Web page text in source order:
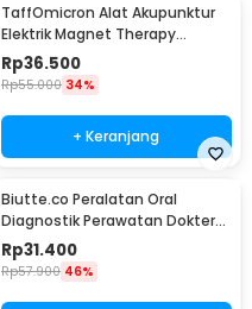
TaffOmicron Alat Akupunktur
Elektrik Magnet Therapy
Battery - DF-618
Rp36.500
Rp55.000 34%
+ Keranjang
Biutte.co Peralatan Oral
Diagnostik Perawatan Dokter
Gigi Dental 5in1 - 7CKQ01
Rp31.400
Rp57.900 46%